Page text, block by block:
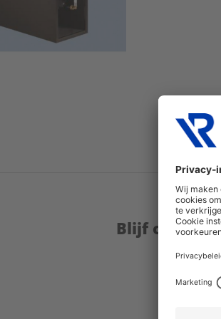
Blijf op de